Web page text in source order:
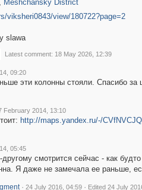
Meshchansky District
viksheri0843/view/180722?page=2
slawa
Latest comment: 18 May 2026, 12:39
09:20
эти колонны стояли. Спасибо за
February 2014, 13:10
http://maps.yandex.ru/-/CVfNVCJQ
05:45
смотрится сейчас - как
Я даже не замечала ее раньше,
· 24 July 2016, 04:59 · Edited 24 July